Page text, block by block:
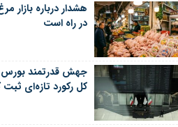
هشدار درباره
در راه است
جهش قدرتمند
کل رکورد تازه‌ای ثبت